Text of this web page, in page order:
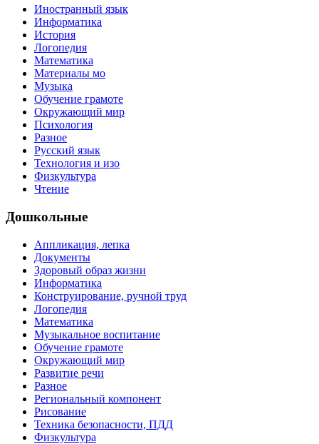
Иностранный язык
Информатика
История
Логопедия
Математика
Материалы мо
Музыка
Обучение грамоте
Окружающий мир
Психология
Разное
Русский язык
Технология и изо
Физкультура
Чтение
Дошкольные
Аппликация, лепка
Документы
Здоровый образ жизни
Информатика
Конструирование, ручной труд
Логопедия
Математика
Музыкальное воспитание
Обучение грамоте
Окружающий мир
Развитие речи
Разное
Региональный компонент
Рисование
Техника безопасности, ПДД
Физкультура